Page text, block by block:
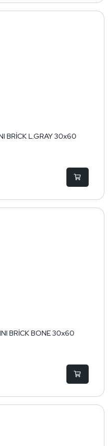
BRİCK L.GRAY 30x60
BRİCK BONE 30x60